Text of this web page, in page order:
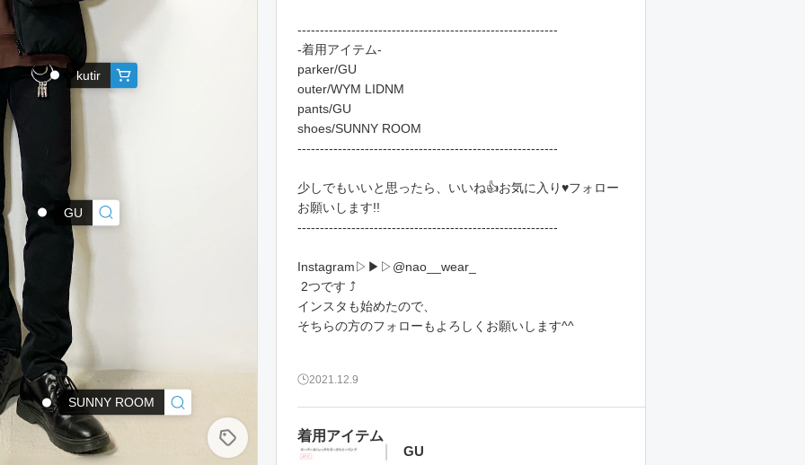
GU
SUNNY ROOM
kutir
着用アイテム
GU
----------------------------------------------------------
-着用アイテム-
parker/GU
outer/WYM LIDNM
pants/GU
shoes/SUNNY ROOM
----------------------------------------------------------
少しでもいいと思ったら、いいね👍お気に入り♥️フォロー
お願いします!!
----------------------------------------------------------
Instagram▷▶︎▷@nao__wear_
︎ 2つです ⤴︎
インスタも始めたので、
そちらの方のフォローもよろしくお願いします^^
2021.12.9